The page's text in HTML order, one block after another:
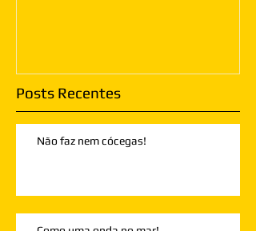
Posts Recentes
Não faz nem cócegas!